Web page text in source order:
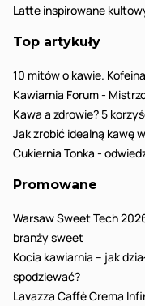
Latte inspirowane
Top artykuły
10 mitów o kawie.
Kawiarnia Forum -
Kawa a zdrowie? 5
Jak zrobić idealną kawę
Cukiernia Tonka -
Promowane
Warsaw Sweet Tech
branży sweet
Kocia kawiarnia – jak
spodziewać?
Lavazza Caffè Crema